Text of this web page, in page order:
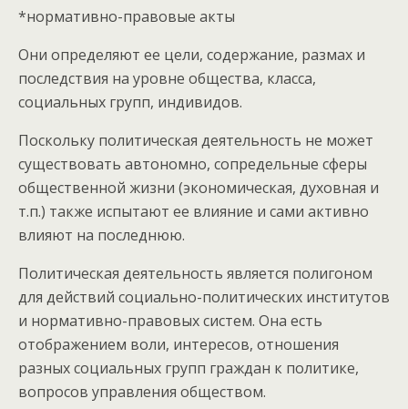
*нормативно-правовые акты
Они определяют ее цели, содержание, размах и
последствия на уровне общества, класса,
социальных групп, индивидов.
Поскольку политическая деятельность не может
существовать автономно, сопредельные сферы
общественной жизни (экономическая, духовная и
т.п.) также испытают ее влияние и сами активно
влияют на последнюю.
Политическая деятельность является полигоном
для действий социально-политических институтов
и нормативно-правовых систем. Она есть
отображением воли, интересов, отношения
разных социальных групп граждан к политике,
вопросов управления обществом.